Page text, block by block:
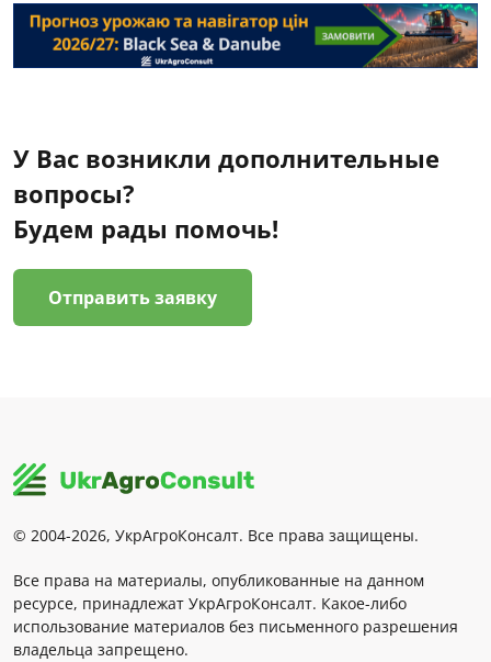
У Вас возникли дополнительные
вопросы?
Будем рады помочь!
Отправить заявку
© 2004-2026, УкрАгроКонсалт. Все права защищены.
Все права на материалы, опубликованные на данном
ресурсе, принадлежат УкрАгроКонсалт. Какое-либо
использование материалов без письменного разрешения
владельца запрещено.